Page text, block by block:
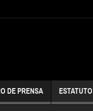
DE PRENSA ESTATUTO